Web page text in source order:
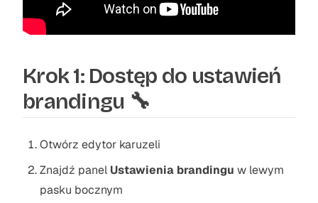
Krok 1: Dostęp do ustawień
brandingu 🔧
Otwórz edytor karuzeli
Znajdź panel Ustawienia brandingu w lewym
pasku bocznym